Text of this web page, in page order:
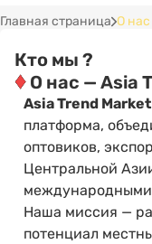
Главная страница О нас
Кто мы ?
♦ О нас — Asia
Asia Trend Market
платформа,
оптовиков,
Центральной
международными
Наша миссия —
потенциал